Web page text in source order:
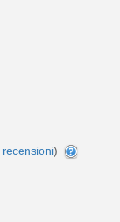
recensioni)